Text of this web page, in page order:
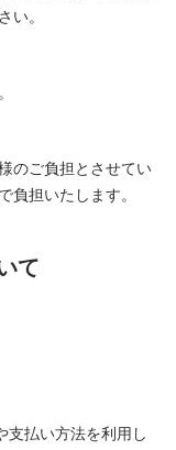
い。
のご負担とさせてい
負担いたします。
て
支払い方法を利用し